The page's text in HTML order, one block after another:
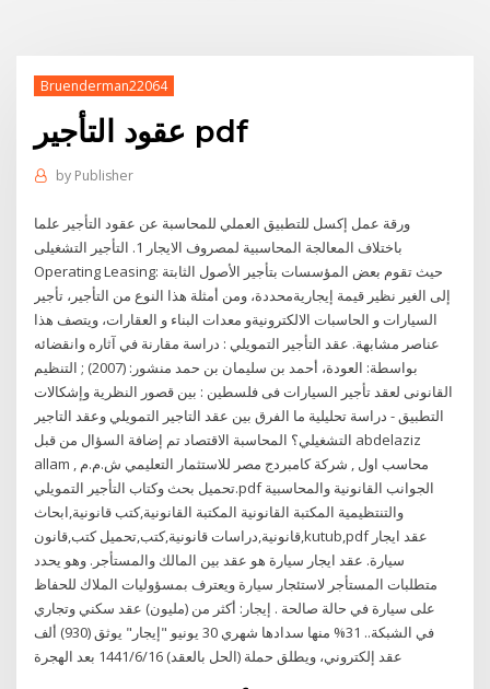
Bruenderman22064
عقود التأجير pdf
by Publisher
ورقة عمل إكسل للتطبيق العملي للمحاسبة عن عقود التأجير علما
باختلاف المعالجة المحاسبية لمصروف الايجار 1. التأجير التشغيلى
Operating Leasing: حيث تقوم بعض المؤسسات بتأجير الأصول الثابتة
إلى الغير نظير قيمة إيجاريةمحددة، ومن أمثلة هذا النوع من التأجير، تأجير
السيارات و الحاسبات الالكترونيةو معدات البناء و العقارات، ويتصف هذا
عناصر مشابهة. عقد التأجير التمويلي : دراسة مقارنة في آثاره وانقضائه
بواسطة: العودة، أحمد بن سليمان بن حمد منشور: (2007) ; التنظيم
القانونى لعقد تأجير السيارات فى فلسطين : بين قصور النظرية وإشكالات
التطبيق - دراسة تحليلية ما الفرق بين عقد التاجير التمويلي وعقد التاجير
التشغيلي؟ المحاسبة الاقتصاد تم إضافة السؤال من قبل abdelaziz
allam , محاسب اول , شركة كامبردج مصر للاستثمار التعليمي ش.م.م
تحميل بحث وكتاب التأجير التمويلي.pdf الجوانب القانونية والمحاسبية
والتنتظيمية المكتبة القانونية المكتبة القانونية,كتب قانونية,ابحاث
قانونية,دراسات قانونية,كتب,تحميل كتب,قانون,kutub,pdf عقد ايجار
سيارة. عقد ايجار سيارة هو عقد بين المالك والمستأجر. وهو يحدد
متطلبات المستأجر لاستئجار سيارة ويعترف بمسؤوليات الملاك للحفاظ
على سيارة في حالة صالحة . إيجار: أكثر من (مليون) عقد سكني وتجاري
في الشبكة.. 31% منها سدادها شهري 30 يونيو "إيجار" يوثق (930) ألف
عقد إلكتروني، ويطلق حملة (الحل بالعقد) 16‏‏/6‏‏/1441 بعد الهجرة